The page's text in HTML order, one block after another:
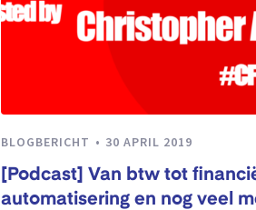
BLOGBERICHT 30 APRIL 2019
[Podcast] Van btw tot
automatisering en nog veel